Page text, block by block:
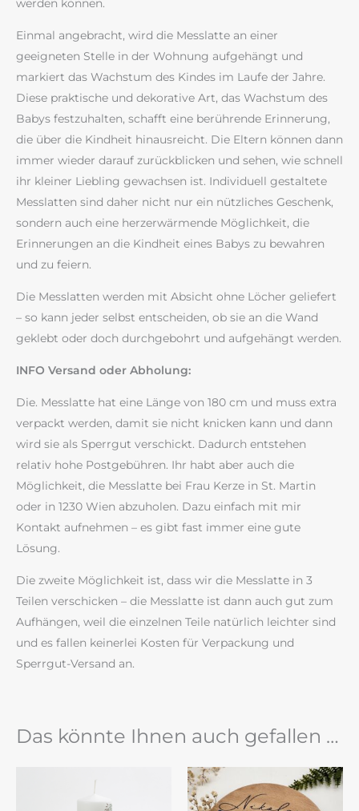
Einmal angebracht, wird die Messlatte an einer
geeigneten Stelle in der Wohnung aufgehängt und
markiert das Wachstum des Kindes im Laufe der Jahre.
Diese praktische und dekorative Art, das Wachstum des
Babys festzuhalten, schafft eine berührende Erinnerung,
die über die Kindheit hinausreicht. Die Eltern können dann
immer wieder darauf zurückblicken und sehen, wie schnell
ihr kleiner Liebling gewachsen ist. Individuell gestaltete
Messlatten sind daher nicht nur ein nützliches Geschenk,
sondern auch eine herzerwärmende Möglichkeit, die
Erinnerungen an die Kindheit eines Babys zu bewahren
und zu feiern.
Die Messlatten werden mit Absicht ohne Löcher geliefert
– so kann jeder selbst entscheiden, ob sie an die Wand
geklebt oder doch durchgebohrt und aufgehängt werden.
INFO Versand oder Abholung:
Die. Messlatte hat eine Länge von 180 cm und muss extra
verpackt werden, damit sie nicht knicken kann und dann
wird sie als Sperrgut verschickt. Dadurch entstehen
relativ hohe Postgebühren. Ihr habt aber auch die
Möglichkeit, die Messlatte bei Frau Kerze in St. Martin
oder in 1230 Wien abzuholen. Dazu einfach mit mir
Kontakt aufnehmen – es gibt fast immer eine gute
Lösung.
Die zweite Möglichkeit ist, dass wir die Messlatte in 3
Teilen verschicken – die Messlatte ist dann auch gut zum
Aufhängen, weil die einzelnen Teile natürlich leichter sind
und es fallen keinerlei Kosten für Verpackung und
Sperrgut-Versand an.
Das könnte Ihnen auch gefallen …